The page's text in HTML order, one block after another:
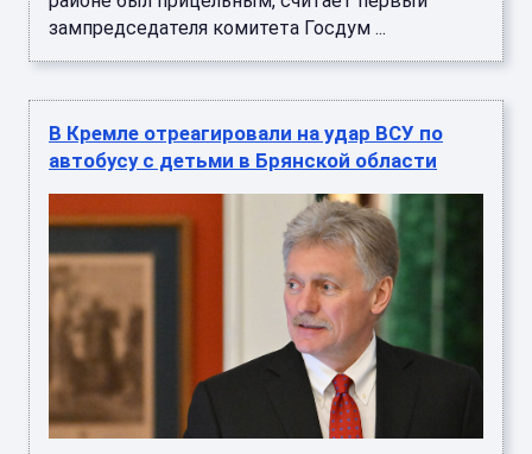
зампредседателя комитета Госдум ...
В Кремле отреагировали на удар ВСУ по
автобусу с детьми в Брянской области